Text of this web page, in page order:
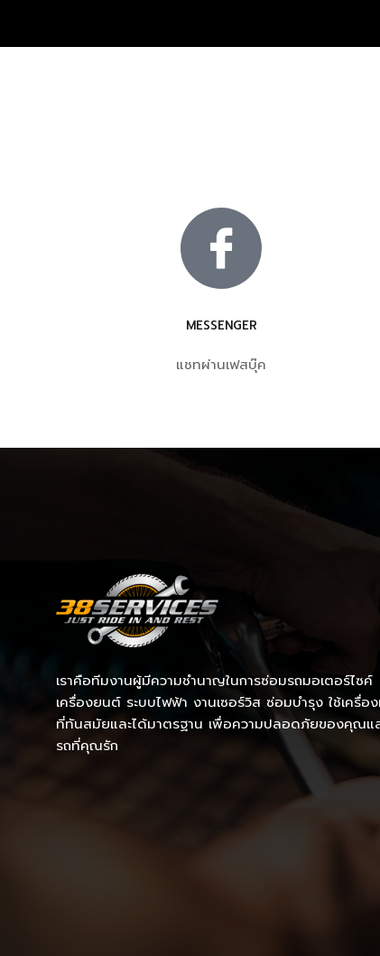
MESSENGER
แชทผ่านเฟสบุ๊ค
เราคือทีมงานผู้มีความชำนาญในการซ่อมรถมอเตอร์ไซค์
เครื่องยนต์ ระบบไฟฟ้า งานเซอร์วิส ซ่อมบำรุง ใช้เครื่อ
ที่ทันสมัยและได้มาตรฐาน เพื่อความปลอดภัยของคุณแ
รถที่คุณรัก